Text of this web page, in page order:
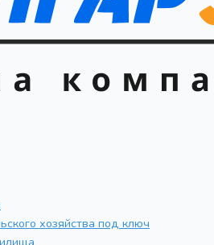
хозяйства под ключ